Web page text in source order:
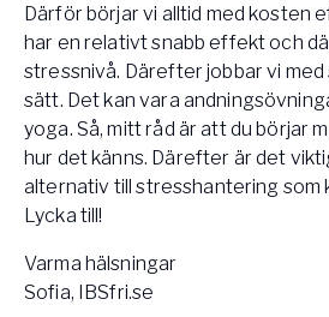
Därför börjar vi alltid med kosten
har en relativt snabb effekt och
stressnivå. Därefter jobbar vi med
sätt. Det kan vara
yoga. Så, mitt råd är att du börjar
hur det känns. Därefter är det
alternativ till stresshantering som
Lycka till!
Varma hälsningar
Sofia, IBSfri.se